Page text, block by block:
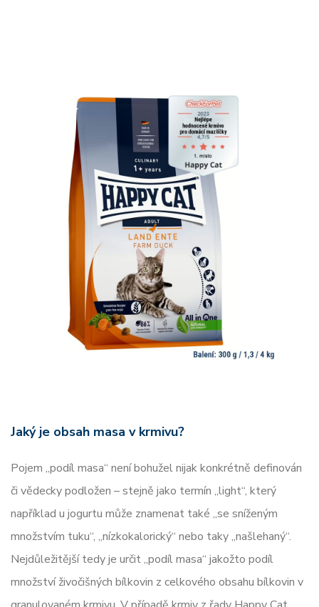
Jaký je obsah masa v krmivu?
Pojem „podíl masa“ není bohužel nijak konkrétně definován
či vědecky podložen – stejně jako termín „light“, který
například u jogurtu může znamenat také „se sníženým
množstvím tuku“, „nízkokalorický“ nebo taky „našlehaný“.
Nejdůležitější tedy je určit „podíl masa“ jakožto podíl
množství živočišných bílkovin z celkového obsahu bílkovin v